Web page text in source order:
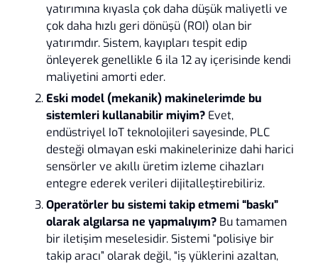
yatırımına kıyasla çok daha düşük maliyetli ve
çok daha hızlı geri dönüşü (ROI) olan bir
yatırımdır. Sistem, kayıpları tespit edip
önleyerek genellikle 6 ila 12 ay içerisinde kendi
maliyetini amorti eder.
Eski model (mekanik) makinelerimde bu
sistemleri kullanabilir miyim?Evet,
endüstriyel IoT teknolojileri sayesinde, PLC
desteği olmayan eski makinelerinize dahi harici
sensörler ve akıllı üretim izleme cihazları
entegre ederek verileri dijitalleştirebiliriz.
Operatörler bu sistemi takip etmemi “baskı”
olarak algılarsa ne yapmalıyım?Bu tamamen
bir iletişim meselesidir. Sistemi “polisiye bir
takip aracı” olarak değil, “iş yüklerini azaltan,